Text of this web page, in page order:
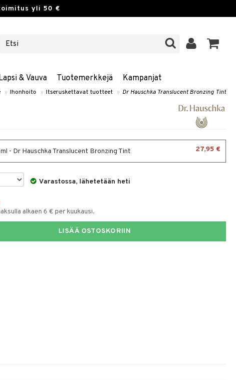
yli 50 €
& Vauva Tuotemerkkejä Kampanjat
» Ihonhoito » Itseruskettavat tuotteet » Dr Hauschka Translucent Bronzing Tint
ml - Dr Hauschka Translucent Bronzing Tint 27,95 €
Varastossa, lähetetään heti
alkaen 6 € per kuukausi.
LISÄÄ OSTOSKORIIN